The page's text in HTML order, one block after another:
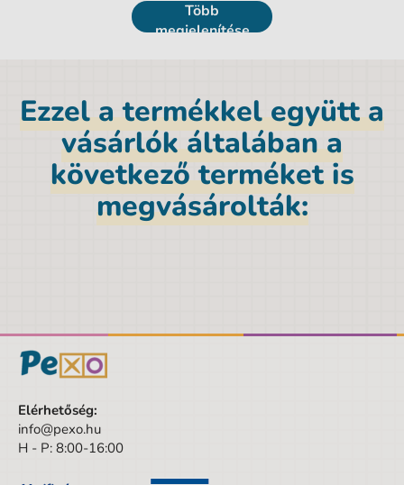
Az elektronikus Albi ceruzaelső helyezést ért
Termék részletek
EAN vonalkód
8590228016270
Márka
Mélység
10 cm
Szélesség
A csomagolás magassága
Több
megjelenítése
Ezzel a termékkel együtt a
vásárlók általában a
következő terméket is
megvásárolták:
Elérhetőség:
info@pexo.hu
H - P: 8:00-16:00